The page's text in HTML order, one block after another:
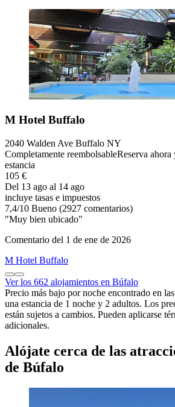
M Hotel Buffalo
2040 Walden Ave Buffalo NY
Completamente reembolsableReserva ahora
estancia
105 €
Del 13 ago al 14 ago
incluye tasas e impuestos
7,4/10 Bueno (2927 comentarios)
"Muy bien ubicado"
Comentario del 1 de ene de 2026
M Hotel Buffalo
Ver los 662 alojamientos en Búfalo
Precio más bajo por noche encontrado en
una estancia de 1 noche y 2 adultos. Los
están sujetos a cambios. Pueden aplicarse
adicionales.
Alójate cerca de las
de Búfalo